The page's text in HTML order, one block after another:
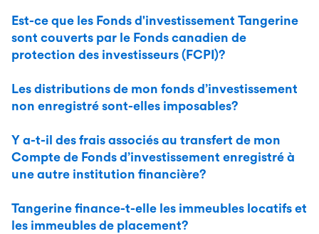
Est-ce que les Fonds d'investissement Tangerine
sont couverts par le Fonds canadien de
protection des investisseurs (FCPI)?
Les distributions de mon fonds d’investissement
non enregistré sont-elles imposables?
Y a-t-il des frais associés au transfert de mon
Compte de Fonds d’investissement enregistré à
une autre institution financière?
Tangerine finance-t-elle les immeubles locatifs et
les immeubles de placement?